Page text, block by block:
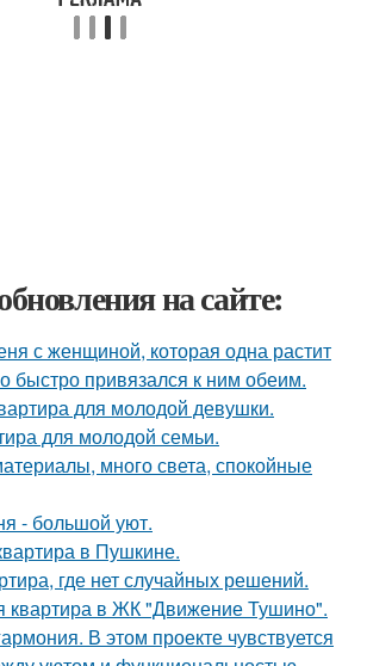
на сайте:
с женщиной, которая одна растит
быстро привязался к ним обеим.
для молодой девушки.
для молодой семьи.
много света, спокойные
- большой уют.
в Пушкине.
где нет случайных решений.
квартира в ЖК "Движение Тушино".
В этом проекте чувствуется